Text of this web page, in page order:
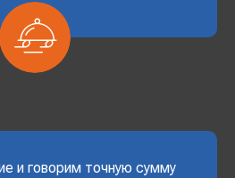
и говорим точную сумму